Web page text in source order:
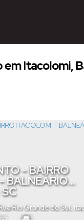
Itacolomi,
- BAIRRO
BALNEÁRIO
Rio Grande do Sul,
Santa Catarina,Brasil